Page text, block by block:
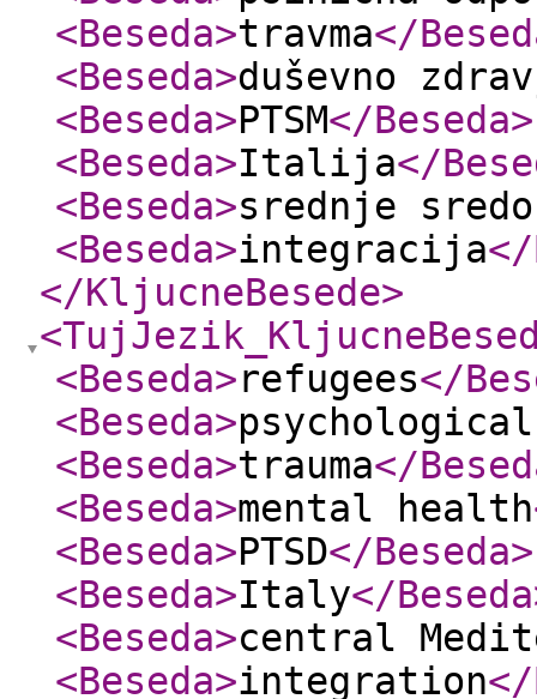
<Beseda>travma</
<Beseda>duševno
<Beseda>PTSM</Beseda>
<Beseda>Italija</
<Beseda>srednje
<Beseda>integracija</
</KljucneBesede>
<Beseda>refugees</
<Beseda>
<Beseda>trauma</
<Beseda>mental health
<Beseda>PTSD</Beseda>
<Beseda>Italy</Beseda
<Beseda>central
<Beseda>integration</